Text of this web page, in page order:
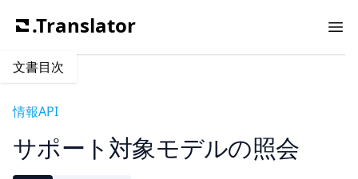
.Translator
文書目次
情報API
サポート対象モデルの照会